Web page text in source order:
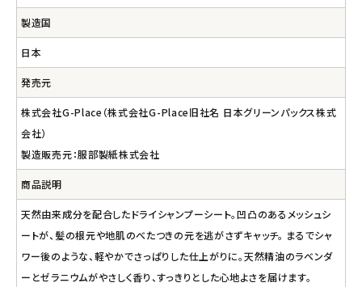
製造国
日本
発売元
株式会社G-Place（株式会社G-Place旧社名 日本グリーンパックス株式
会社）
製造販売元：服部製紙株式会社
商品説明
天然由来成分を配合したドライシャンプーシート。凹凸のあるメッシュシ
ートが、髪の根元や地肌のべたつきの元を逃がさずキャッチ。 まるでシャ
ワー後のような、軽やかでさっぱりした仕上がりに。天然精油のラベンダ
ーとゼラニウムがやさしく香り、すっきりとした心地よさを届けます。